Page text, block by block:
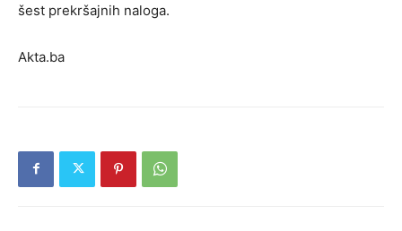
šest prekršajnih naloga.
Akta.ba